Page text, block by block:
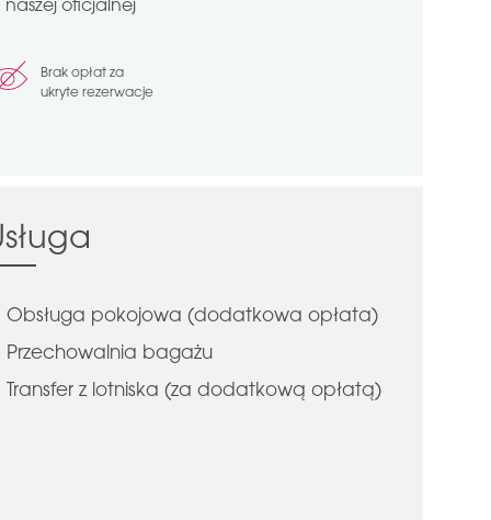
oficjalnej
Brak opłat za
ukryte rezerwacje
Obsługa pokojowa (dodatkowa opłata)
Przechowalnia bagażu
Transfer z lotniska (za dodatkową opłatą)